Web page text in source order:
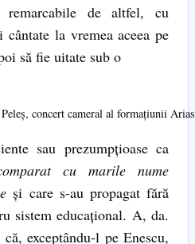
de altfel, cu
la vremea aceea pe
să fie uitate sub o
concert cameral al formaţiunii
sau prezumpţioase ca
cu marile nume
şi care s-au propagat fără
sistem educaţional. A, da.
exceptându-l pe Enescu,